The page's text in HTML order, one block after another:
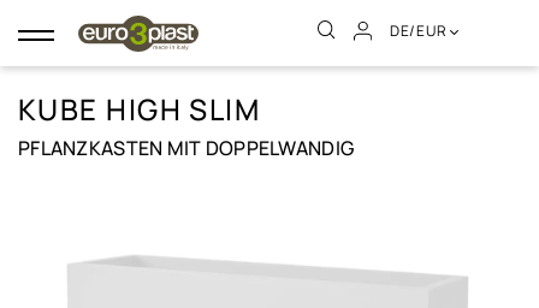
Umschalten
der
DE/EUR
KUBE HIGH SLIM
PFLANZKASTEN MIT DOPPELWANDIG